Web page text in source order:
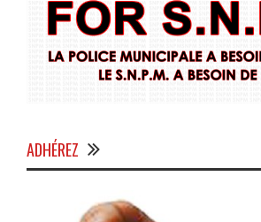
ADHÉREZ